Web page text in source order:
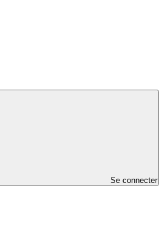
Se connecter